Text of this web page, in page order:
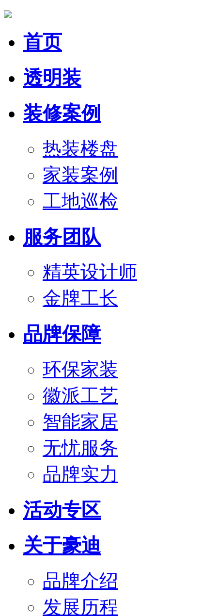
首页
透明装
装修案例
热装楼盘
家装案例
工地巡检
服务团队
精英设计师
金牌工长
品牌保障
环保家装
徽派工艺
智能家居
无忧服务
品牌实力
活动专区
关于豪迪
品牌介绍
发展历程